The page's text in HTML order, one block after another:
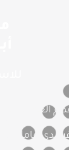
نسعى لتقديم
أيدى عاملة